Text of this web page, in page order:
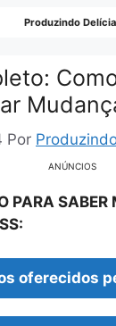
Produzindo
Por
ANÚNCIOS
PARA
oferecidos